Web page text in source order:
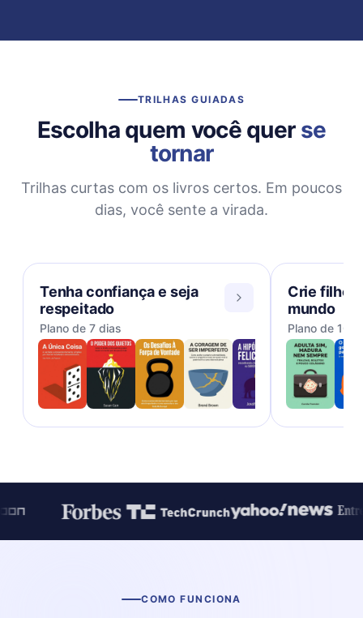
TRILHAS GUIADAS
Escolha quem você quer se
tornar
Trilhas curtas com os livros certos. Em poucos
dias, você sente a virada.
Tenha confiança e seja
respeitado
Plano de 7 dias
Crie filhos
mundo
Plano de 10
COMO FUNCIONA